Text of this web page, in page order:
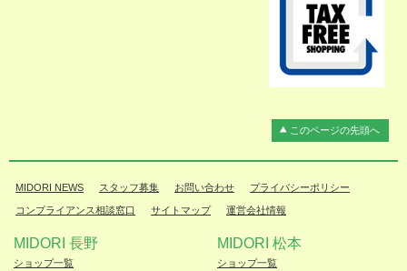
このページの先頭へ
MIDORI NEWS スタッフ募集 お問い合わせ プライバシーポリシー
コンプライアンス相談窓口 サイトマップ 運営会社情報
MIDORI 長野
ショップ一覧
MIDORI 松本
ショップ一覧